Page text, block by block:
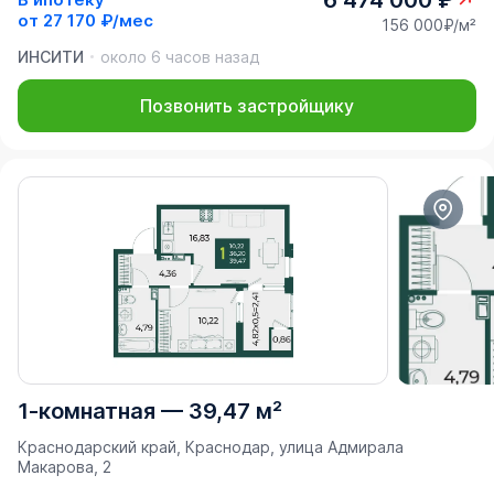
от 27 170 ₽/мес
156 000₽/м²
ИНСИТИ
около 6 часов назад
Позвонить застройщику
1-комнатная — 39,47 м²
Краснодарский край, Краснодар, улица Адмирала
Макарова, 2